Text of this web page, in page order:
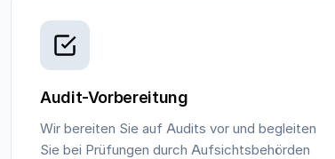
Audit-Vorbereitung
Wir bereiten Sie auf Audits vor und begleiten
Sie bei Prüfungen durch Aufsichtsbehörden